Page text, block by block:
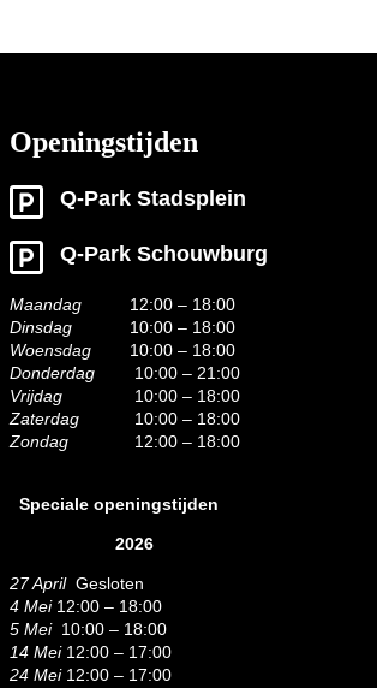
Openingstijden
Q-Park Stadsplein
Q-Park Schouwburg
Maandag
12:00 – 18:00
Dinsdag
10:00 – 18:00
Woensdag
10:00 – 18:00
Donderdag
10:00 – 21:00
Vrijdag
10:00 – 18:00
Zaterdag
10:00 – 18:00
Zondag
12:00 – 18:00
Speciale openingstijden
2026
27 AprilGesloten
4 Mei12:00 – 18:00
5 Mei10:00 – 18:00
14 Mei12:00 – 17:00
24 Mei12:00 – 17:00